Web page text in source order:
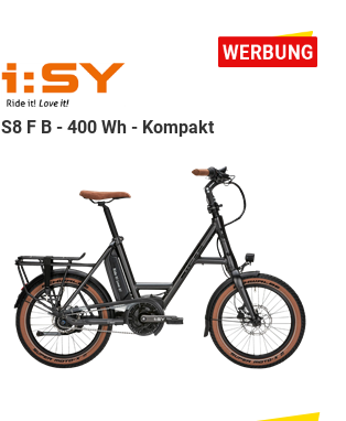
S8 F B - 400 Wh - Kompakt